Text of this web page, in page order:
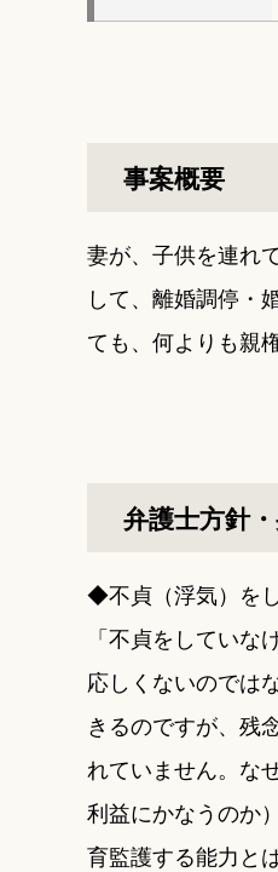
事案概要
妻が、子供を連れ
して、離婚調停・
ても、何よりも親
弁護士方針
◆不貞（浮気）を
「不貞をしてい
応しくないのでは
きるのですが、残
れていません。な
利益にかなうのか
育監護する能力と